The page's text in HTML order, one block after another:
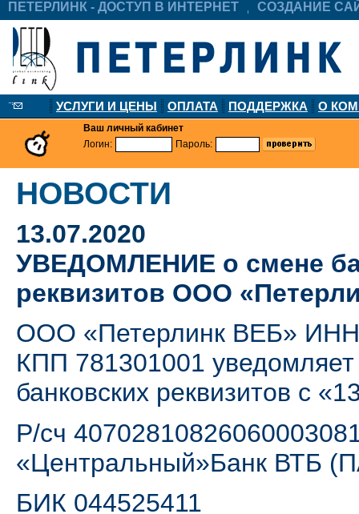
ПЕТЕРЛИНК - ДОСТУП В ИНТЕРНЕТ СОЗДАНИЕ
УСЛУГИ И ЦЕНЫ ОПЛАТА ПОДДЕРЖКА О
Ваш личный кабинет
Логин:
Пароль:
НОВОСТИ
13.07.2020
УВЕДОМЛЕНИЕ о смене
реквизитов ООО
ООО «Петерлинк ВЕБ»
КПП 781301001
банковских реквизитов с
P/сч
«Центральный»Банк ВТБ
БИК 044525411